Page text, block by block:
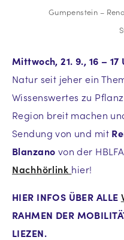
Gumpenstein –
Mittwoch, 21. 9., 16 – 17
Natur seit jeher ein
Wissenswertes zu
Region breit machen
Sendung von und mit
Blanzano von der
Nachhörlink hier!
HIER INFOS ÜBER ALLE
RAHMEN DER
LIEZEN.